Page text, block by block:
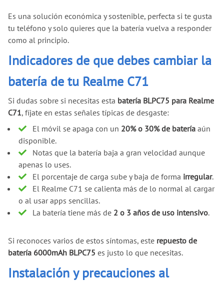
Es una solución económica y sostenible, perfecta si te gusta
tu teléfono y solo quieres que la batería vuelva a responder
como al principio.
Indicadores de que debes cambiar la
batería de tu Realme C71
Si dudas sobre si necesitas esta batería BLPC75 para Realme
C71, fíjate en estas señales típicas de desgaste:
El móvil se apaga con un 20% o 30% de bateríaaún
disponible.
Notas que la batería baja a gran velocidad aunque
apenas lo uses.
El porcentaje de carga sube y baja de forma irregular.
El Realme C71 se calienta más de lo normal al cargar
o al usar apps sencillas.
La batería tiene más de 2 o 3 años de uso intensivo.
Si reconoces varios de estos síntomas, este repuesto de
batería 6000mAh BLPC75 es justo lo que necesitas.
Instalación y precauciones al